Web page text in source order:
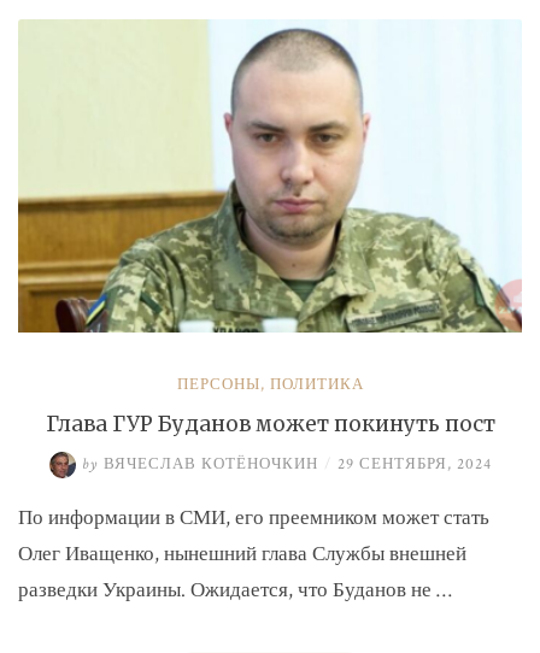
ПЕРСОНЫ, ПОЛИТИКА
Глава ГУР Буданов может покинуть пост
by ВЯЧЕСЛАВ КОТЁНОЧКИН / 29 СЕНТЯБРЯ, 2024
По информации в СМИ, его преемником может стать
Олег Иващенко, нынешний глава Службы внешней
разведки Украины. Ожидается, что Буданов не …